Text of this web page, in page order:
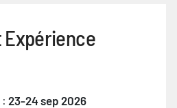
23-24 sep 2026